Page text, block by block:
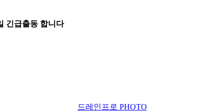
긴급출동 합니다
드레인프로 PHOTO